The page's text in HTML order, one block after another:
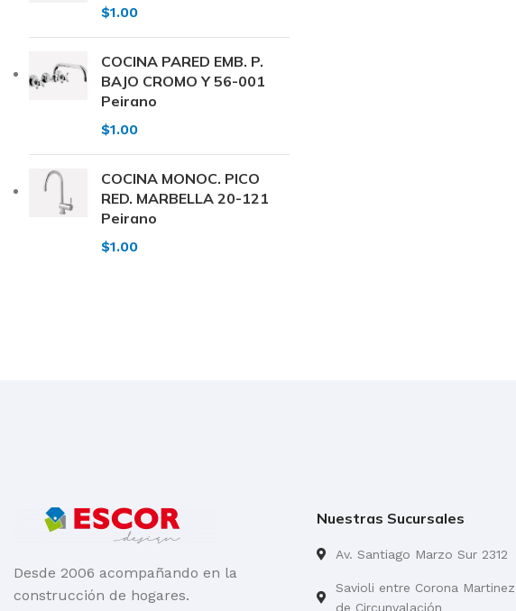
$1.00
COCINA PARED EMB. P.
BAJO CROMO Y 56-001
Peirano
$1.00
COCINA MONOC. PICO
RED. MARBELLA 20-121
Peirano
$1.00
Desde 2006 acompañando en la
construcción de hogares.
Nuestras Sucursales
Av. Santiago Marzo Sur 2312
Savioli entre Corona
de Circunvalación